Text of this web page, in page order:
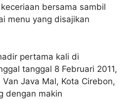
bersama sambil
menu yang disajikan
pertama kali di
tanggal 8 Februari 2011,
Java Mal, Kota Cirebon,
dengan makin